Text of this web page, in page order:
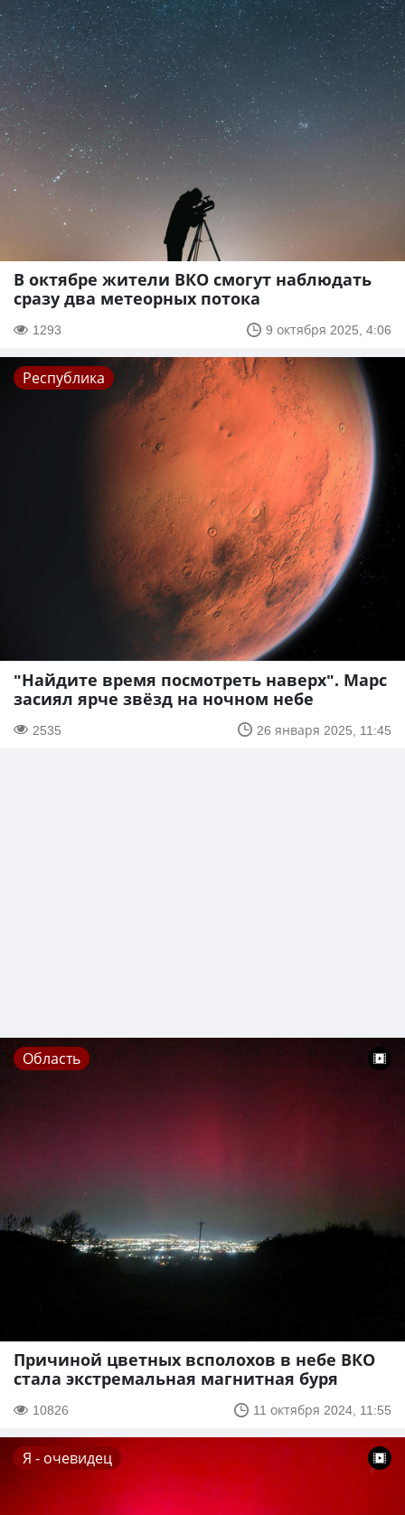
В октябре жители ВКО смогут наблюдать
сразу два метеорных потока
1293 9 октября 2025, 4:06
Республика
"Найдите время посмотреть наверх". Марс
засиял ярче звёзд на ночном небе
2535 26 января 2025, 11:45
Область
Причиной цветных всполохов в небе ВКО
стала экстремальная магнитная буря
10826 11 октября 2024, 11:55
Я - очевидец